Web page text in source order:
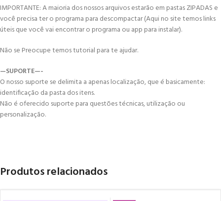
IMPORTANTE: A maioria dos nossos arquivos estarão em pastas ZIPADAS e
você precisa ter o programa para descompactar (Aqui no site temos links
úteis que você vai encontrar o programa ou app para instalar).
Não se Preocupe temos tutorial para te ajudar.
—SUPORTE—-
O nosso suporte se delimita a apenas localização, que é basicamente:
identificação da pasta dos itens.
Não é oferecido suporte para questões técnicas, utilização ou
personalização.
Produtos relacionados